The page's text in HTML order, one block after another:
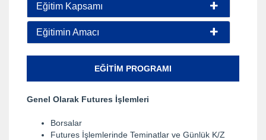
Eğitim Kapsamı
Eğitimin Amacı
EĞITIM PROGRAMI
Genel Olarak Futures İşlemleri
Borsalar
Futures İşlemlerinde Teminatlar ve Günlük K/Z